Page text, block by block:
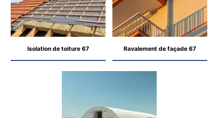
Isolation de toiture 67 Ravalement de façade 67